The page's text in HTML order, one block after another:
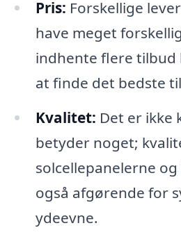
Pris: Forskellige
have meget
indhente flere
at finde det bedste
Kvalitet: Det er ikke
betyder noget;
solcellepanelerne
også afgørende for
ydeevne.